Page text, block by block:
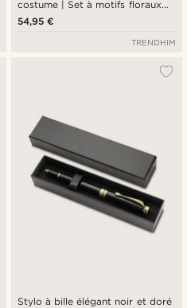
costume | Set à motifs floraux
beige & bleu
54,95 €
TRENDHIM
Stylo à bille élégant noir et doré